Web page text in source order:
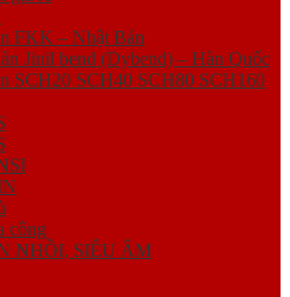
FKK – Nhật Bản
Jinil bend (Dybend) – Hàn Quốc
SCH20 SCH40 SCH80 SCH160
công
NHỒI, SIÊU ÂM